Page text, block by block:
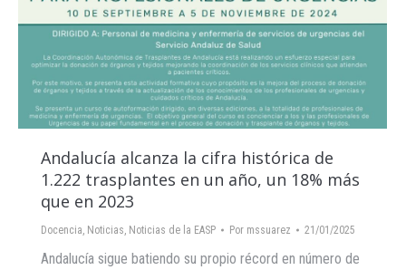
Andalucía alcanza la cifra histórica de
1.222 trasplantes en un año, un 18% más
que en 2023
Docencia, Noticias, Noticias de la EASP Por mssuarez 21/01/2025
Andalucía sigue batiendo su propio récord en número de